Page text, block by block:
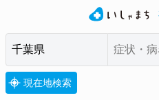
現在地検索